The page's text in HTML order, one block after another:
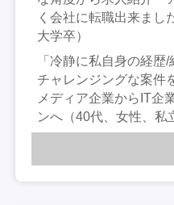
く会社に転職出来まし
大学卒）
「冷静に私自身の経
チャレンジングな案件
メディア企業からIT企
ンへ（40代、女性、私